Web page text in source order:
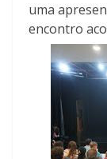
uma
encontro